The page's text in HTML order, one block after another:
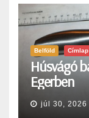
Belföld Címlap
Húsvágó
Egerben
júl 30, 2026